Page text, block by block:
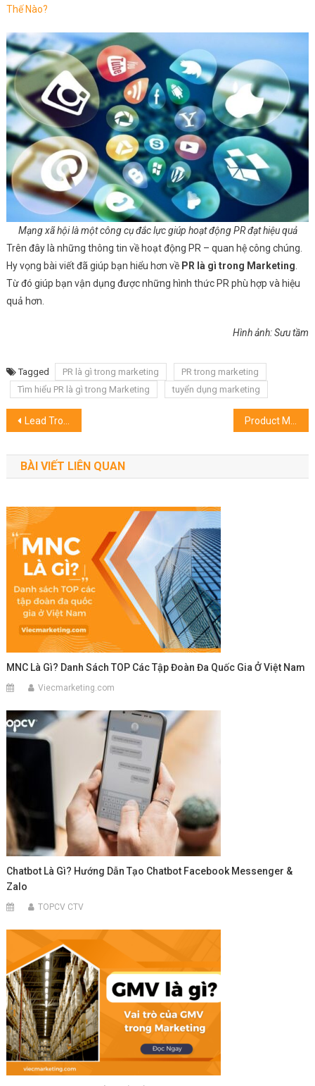
Thế Nào?
Mạng xã hội là một công cụ đắc lực giúp hoạt động PR đạt hiệu quả
Trên đây là những thông tin về hoạt động PR – quan hệ công chúng.
Hy vọng bài viết đã giúp bạn hiểu hơn về PR là gì trong Marketing
Từ đó giúp bạn vận dụng được những hình thức PR phù hợp và hiệu
quả hơn.
Hình ảnh: Sưu tầm
Tagged PR là gì trong marketing
PR trong marketing
Tìm hiểu PR là gì trong Marketing
tuyển dụng marketing
Điều
hướng
bài
viết
Lead Trong Marketing Là Gì? Phân Biệt Các Loại Lead Trong Marketing
BÀI VIẾT LIÊN QUAN
MNC Là Gì? Danh Sách TOP Các Tập Đoàn Đa Quốc Gia Ở Việt Nam
Viecmarketing.com
Chatbot Là Gì? Hướng Dẫn Tạo Chatbot Facebook Messenger &
Zalo
TOPCV CTV